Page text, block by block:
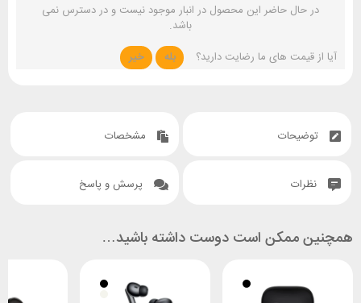
در حال حاضر این محصول در انبار موجود نیست و در دسترس نمی
باشد.
آیا از قیمت های ما رضایت دارید؟
بله خیر
توضیحات مشخصات
نظرات پرسش و پاسخ
همچنین ممکن است دوست داشته باشید…